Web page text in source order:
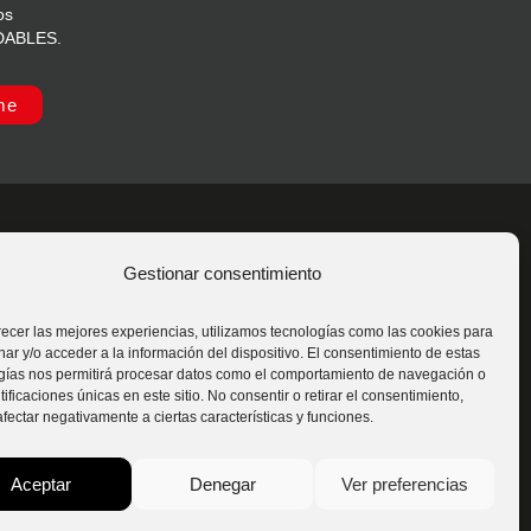
Gestionar consentimiento
las mejores experiencias, utilizamos tecnologías como las cookies para
y/o acceder a la información del dispositivo. El consentimiento de estas
nos permitirá procesar datos como el comportamiento de navegación o
únicas en este sitio. No consentir o retirar el consentimiento,
negativamente a ciertas características y funciones.
Aceptar Denegar Ver preferencias